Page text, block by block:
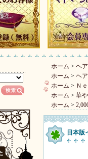
ホーム > ヘ
ホーム > ヘ
ホーム > Ｎ
ホーム > 華
ホーム >
日本版